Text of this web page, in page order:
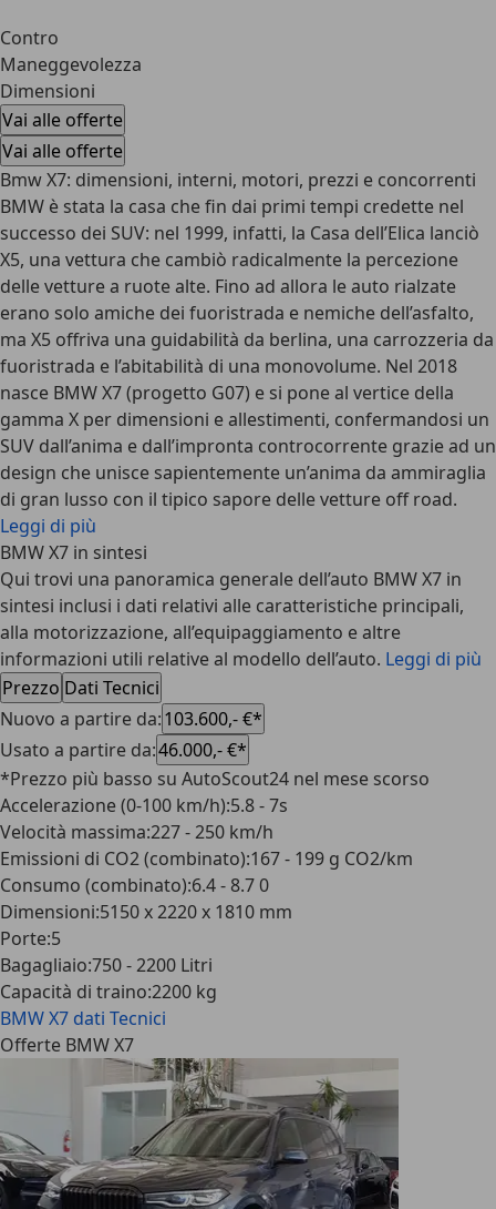
Contro
Maneggevolezza
Dimensioni
Vai alle offerte
Vai alle offerte
Bmw X7: dimensioni, interni, motori, prezzi e concorrenti
BMW è stata la casa che fin dai primi tempi credette nel
successo dei SUV: nel 1999, infatti, la Casa dell’Elica lanciò
X5, una vettura che cambiò radicalmente la percezione
delle vetture a ruote alte. Fino ad allora le auto rialzate
erano solo amiche dei fuoristrada e nemiche dell’asfalto,
ma X5 offriva una guidabilità da berlina, una carrozzeria da
fuoristrada e l’abitabilità di una monovolume. Nel 2018
nasce BMW X7 (progetto G07) e si pone al vertice della
gamma X per dimensioni e allestimenti, confermandosi un
SUV dall’anima e dall’impronta controcorrente grazie ad un
design che unisce sapientemente un’anima da ammiraglia
di gran lusso con il tipico sapore delle vetture off road.
Leggi di più
BMW X7 in sintesi
Qui trovi una panoramica generale dell’auto BMW X7 in
sintesi inclusi i dati relativi alle caratteristiche principali,
alla motorizzazione, all’equipaggiamento e altre
informazioni utili relative al modello dell’auto. Leggi di più
Prezzo Dati Tecnici
Nuovo a partire da:103.600,- €*
Usato a partire da:46.000,- €*
*Prezzo più basso su AutoScout24 nel mese scorso
Accelerazione (0-100 km/h):5.8 - 7s
Velocità massima:227 - 250 km/h
Emissioni di CO2 (combinato):167 - 199 g CO2/km
Consumo (combinato):6.4 - 8.7 0
Dimensioni:5150 x 2220 x 1810 mm
Porte:5
Bagagliaio:750 - 2200 Litri
Capacità di traino:2200 kg
BMW X7 dati Tecnici
Offerte BMW X7